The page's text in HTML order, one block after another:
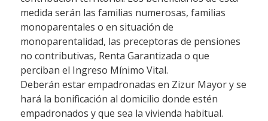
medida serán las familias numerosas, familias
monoparentales o en situación de
monoparentalidad, las preceptoras de pensiones
no contributivas, Renta Garantizada o que
perciban el Ingreso Mínimo Vital.
Deberán estar empadronadas en Zizur Mayor y se
hará la bonificación al domicilio donde estén
empadronados y que sea la vivienda habitual.